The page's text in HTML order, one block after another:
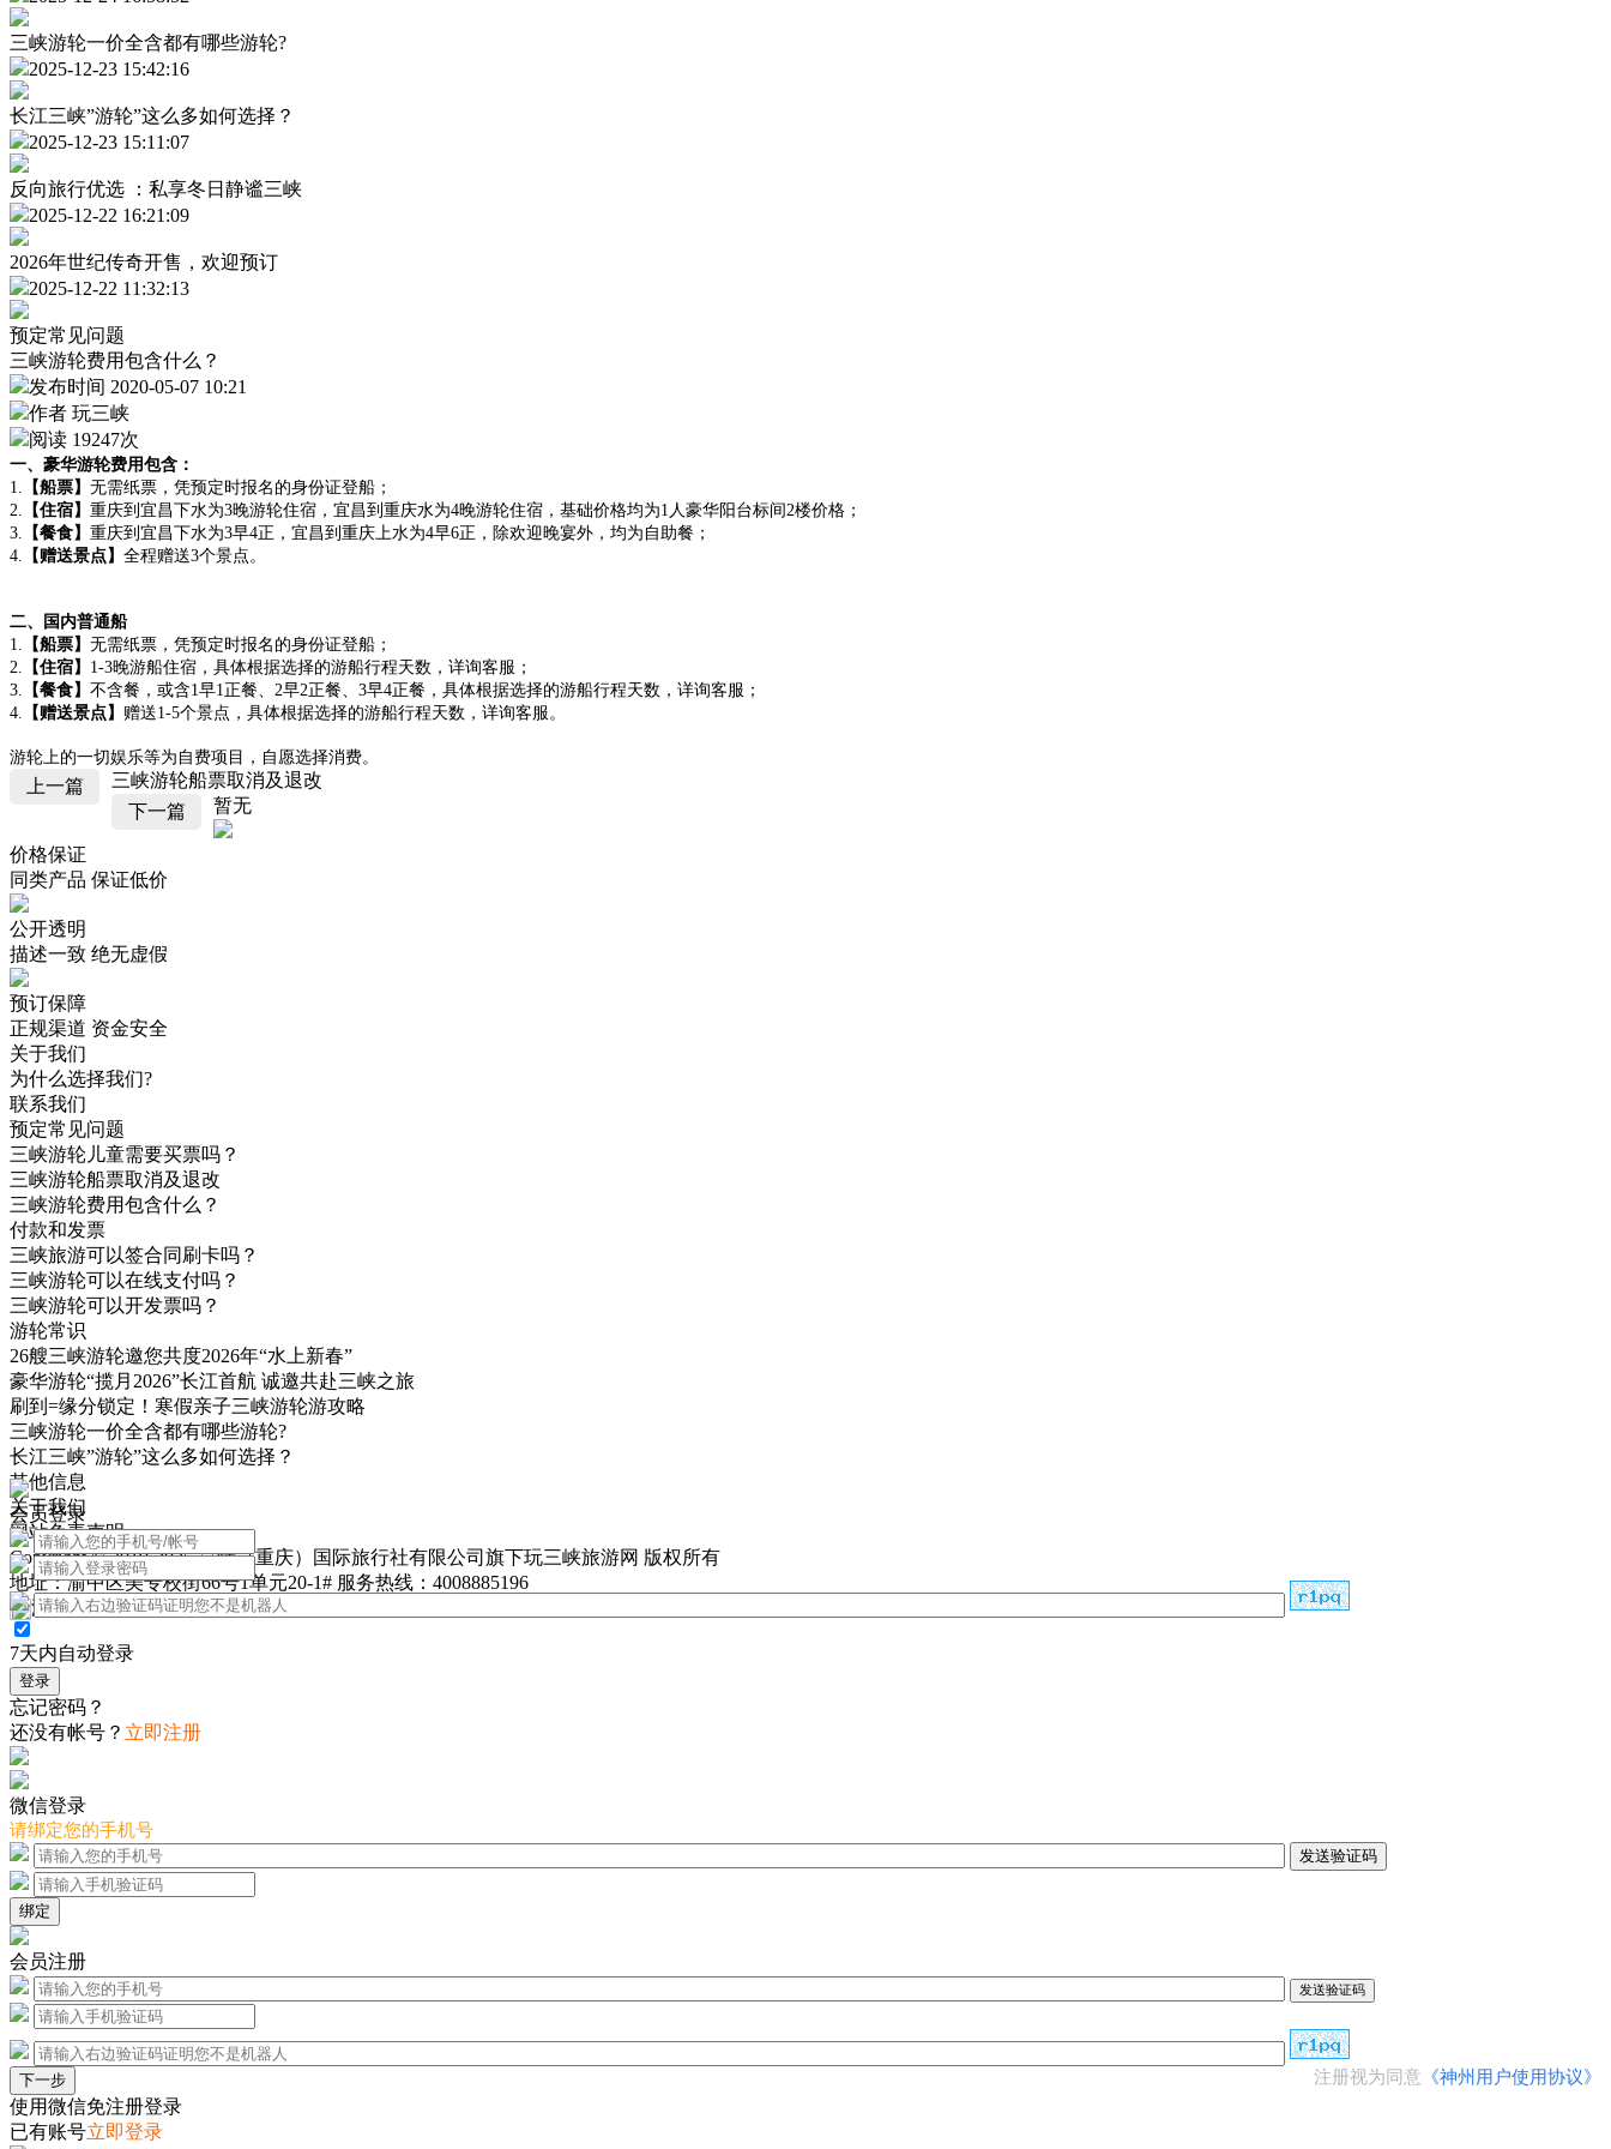
三峡游轮一价全含都有哪些游轮?
2025-12-23 15:42:16
长江三峡”游轮”这么多如何选择？
2025-12-23 15:11:07
反向旅行优选 ：私享冬日静谧三峡
2025-12-22 16:21:09
2026年世纪传奇开售，欢迎预订
2025-12-22 11:32:13
预定常见问题
三峡游轮费用包含什么？
发布时间 2020-05-07 10:21
作者 玩三峡
阅读 19247次
一、豪华游轮费用包含：
1. 【船票】 无需纸票，凭预定时报名的身份证登船；
2. 【住宿】 重庆到宜昌下水为3晚游轮住宿，宜昌到重庆水为4晚游轮住宿，基础价格均为1人豪华阳台标间2楼价格；
3. 【餐食】 重庆到宜昌下水为3早4正，宜昌到重庆上水为4早6正，除欢迎晚宴外，均为自助餐；
4. 【赠送景点】 全程赠送3个景点。
二、国内普通船
1. 【船票】 无需纸票，凭预定时报名的身份证登船；
2. 【住宿】 1-3晚游船住宿，具体根据选择的游船行程天数，详询客服；
3. 【餐食】 不含餐，或含1早1正餐、2早2正餐、3早4正餐，具体根据选择的游船行程天数，详询客服；
4. 【赠送景点】 赠送1-5个景点，具体根据选择的游船行程天数，详询客服。
游轮上的一切娱乐等为自费项目，自愿选择消费。
上一篇
三峡游轮船票取消及退改
下一篇
暂无
价格保证
同类产品 保证低价
公开透明
描述一致 绝无虚假
预订保障
正规渠道 资金安全
关于我们
为什么选择我们?
联系我们
预定常见问题
三峡游轮儿童需要买票吗？
三峡游轮船票取消及退改
三峡游轮费用包含什么？
付款和发票
三峡旅游可以签合同刷卡吗？
三峡游轮可以在线支付吗？
三峡游轮可以开发票吗？
游轮常识
26艘三峡游轮邀您共度2026年“水上新春”
豪华游轮“揽月2026”长江首航 诚邀共赴三峡之旅
刷到=缘分锁定！寒假亲子三峡游轮游攻略
三峡游轮一价全含都有哪些游轮?
长江三峡”游轮”这么多如何选择？
其他信息
关于我们
网站免责声明
Copyright © 2019-2025 昊特（重庆）国际旅行社有限公司旗下玩三峡旅游网 版权所有
地址：渝中区美专校街66号1单元20-1# 服务热线：4008885196
渝公网安备50010302003502号 渝ICP备20009636号-4
会员登录
7天内自动登录
登录
忘记密码？
还没有帐号？ 立即注册
微信登录
请绑定您的手机号
发送验证码
绑定
会员注册
注册视为同意 《神州用户使用协议》
下一步
使用微信免注册登录
已有账号立即登录